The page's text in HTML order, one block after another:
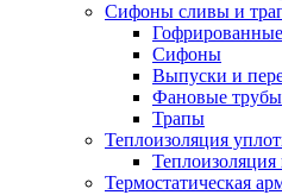
Сифоны сливы и
Сифоны
Выпуски и
Фановые трубы
Трапы
Теплоизоляция
Теплоизоляция
Термостатическая